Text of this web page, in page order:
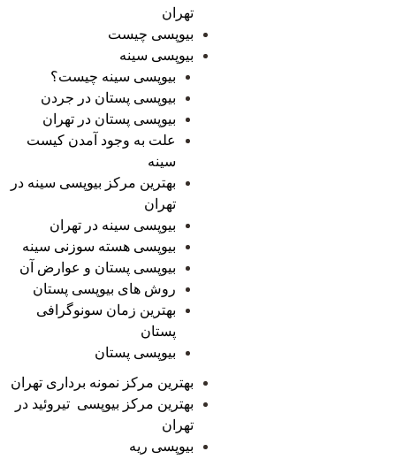
تهران
بیوپسی چیست
بیوپسی سینه
بیوپسی سینه چیست؟
بیوپسی پستان در جردن
بیوپسی پستان در تهران
علت به وجود آمدن کیست
سینه
بهترین مرکز بیوپسی سینه در
تهران
بیوپسی سینه در تهران
بیوپسی هسته سوزنی سینه
بیوپسی پستان و عوارض آن
روش های بیوپسی پستان
بهترین زمان سونوگرافی
پستان
بیوپسی پستان
بهترین مرکز نمونه برداری تهران
بهترین مرکز بیوپسی تیروئید در
تهران
بیوپسی ریه